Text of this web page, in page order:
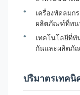
เครื่องพัดลมก
ผลิตภัณฑ์ที่ทน
เทคโนโลยีที่
กันและผลิตภั
ปริมาตรเทคนิ